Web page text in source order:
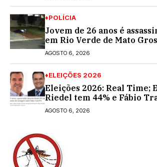
♦POLÍCIA
Jovem de 26 anos é
em Rio Verde de Mato
procurado
AGOSTO 6, 2026
♦ELEIÇÕES 2026
Eleições 2026: Real Time;
Riedel tem 44% e Fábio
turno para o governo do MS
AGOSTO 6, 2026